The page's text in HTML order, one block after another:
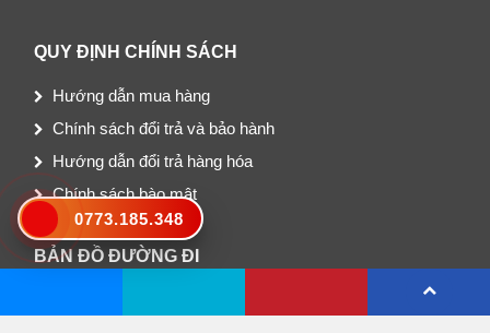
QUY ĐỊNH CHÍNH SÁCH
Hướng dẫn mua hàng
Chính sách đổi trả và bảo hành
Hướng dẫn đổi trả hàng hóa
Chính sách bào mật
BẢN ĐỒ ĐƯỜNG ĐI
0773.185.348